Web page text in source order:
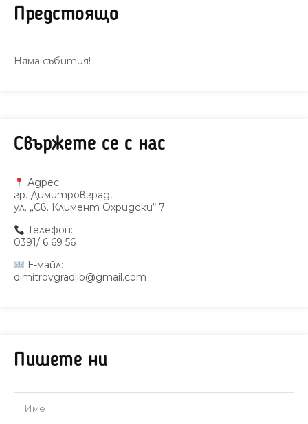
Предстоящо
Няма събития!
Свържете се с нас
Адрес:
гр. Димитровград,
ул. „Св. Климент Охридски“ 7
Телефон:
0391/ 6 69 56
Е-майл:
dimitrovgradlib@gmail.com
Пишете ни